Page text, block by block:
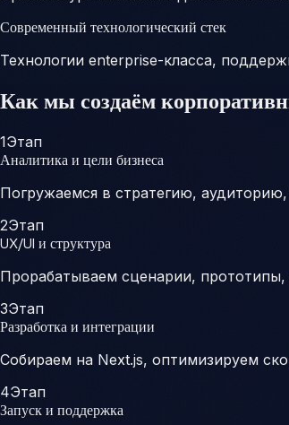
Современный технологический стек
Технологии enterprise-класса,
Как мы создаём
1Этап
Аналитика и цели бизнеса
Погружаемся в стратегию,
2Этап
UX/UI и структура
Прорабатываем сценарии,
3Этап
Разработка и интеграции
Собираем на Next.js, оптимизируем
4Этап
Запуск и поддержка